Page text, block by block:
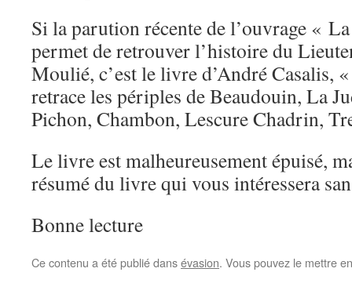
Si la parution récente de l’ouvrage «
permet de retrouver l’histoire du
Moulié, c’est le livre d’André Casalis,
retrace les périples de Beaudouin, La
Pichon, Chambon, Lescure Chadrin,
Le livre est malheureusement épuisé,
résumé du livre qui vous intéressera
Bonne lecture
Ce contenu a été publié dansévasion. Vous pouvez le mettre